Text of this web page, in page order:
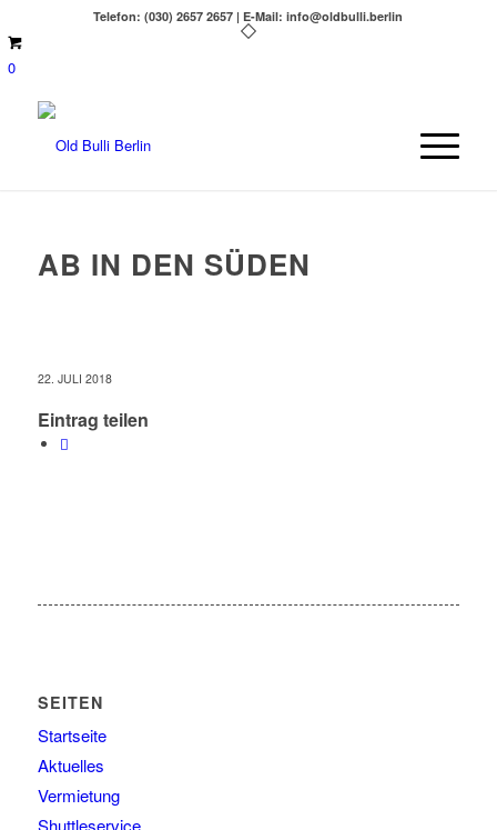
Telefon: (030) 2657 2657 | E-Mail: info@oldbulli.berlin
0
AB IN DEN SÜDEN
22. JULI 2018
Eintrag teilen
SEITEN
Startseite
Aktuelles
Vermietung
Shuttleservice